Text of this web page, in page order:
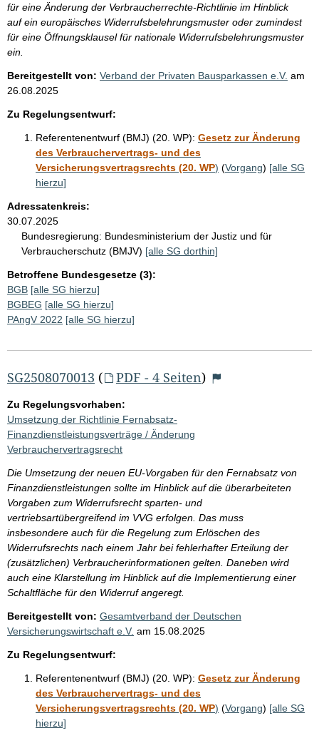
für eine Änderung der Verbraucherrechte-Richtlinie im Hinblick
auf ein europäisches Widerrufsbelehrungsmuster oder zumindest
für eine Öffnungsklausel für nationale Widerrufsbelehrungsmuster
ein.
Bereitgestellt von: Verband der Privaten Bausparkassen e.V. am
26.08.2025
Zu Regelungsentwurf:
Referentenentwurf (BMJ) (20. WP): Gesetz zur Änderung
des Verbrauchervertrags- und des
Versicherungsvertragsrechts (20. WP) (Vorgang) [alle SG
hierzu]
Adressatenkreis:
30.07.2025
Bundesregierung: Bundesministerium der Justiz und für
Verbraucherschutz (BMJV) [alle SG dorthin]
Betroffene Bundesgesetze (3):
BGB [alle SG hierzu]
BGBEG [alle SG hierzu]
PAngV 2022 [alle SG hierzu]
SG2508070013 ( PDF - 4 Seiten)
Zu Regelungsvorhaben:
Umsetzung der Richtlinie Fernabsatz-
Finanzdienstleistungsverträge / Änderung
Verbrauchervertragsrecht
Die Umsetzung der neuen EU-Vorgaben für den Fernabsatz von
Finanzdienstleistungen sollte im Hinblick auf die überarbeiteten
Vorgaben zum Widerrufsrecht sparten- und
vertriebsartübergreifend im VVG erfolgen. Das muss
insbesondere auch für die Regelung zum Erlöschen des
Widerrufsrechts nach einem Jahr bei fehlerhafter Erteilung der
(zusätzlichen) Verbraucherinformationen gelten. Daneben wird
auch eine Klarstellung im Hinblick auf die Implementierung einer
Schaltfläche für den Widerruf angeregt.
Bereitgestellt von: Gesamtverband der Deutschen
Versicherungswirtschaft e.V. am 15.08.2025
Zu Regelungsentwurf:
Referentenentwurf (BMJ) (20. WP): Gesetz zur Änderung
des Verbrauchervertrags- und des
Versicherungsvertragsrechts (20. WP) (Vorgang) [alle SG
hierzu]